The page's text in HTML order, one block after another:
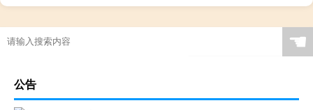
☚
公告